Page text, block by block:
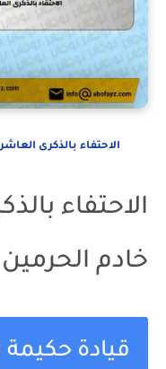
الاحتفاء بالذكرى
الاحتفاء
خادم
قيادة